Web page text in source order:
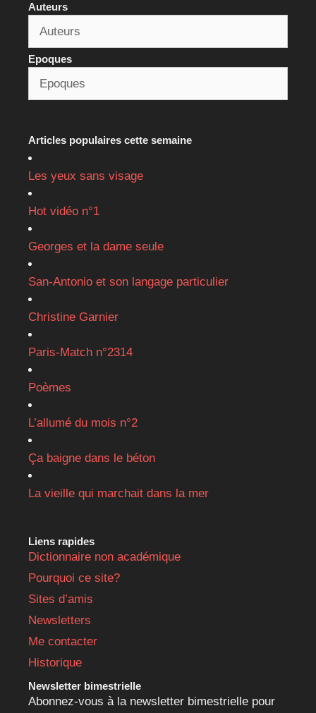
Auteurs
Epoques
Articles populaires cette semaine
Les yeux sans visage
Hot vidéo n°1
Georges et la dame seule
San-Antonio et son langage particulier
Christine Garnier
Paris-Match n°2314
Poèmes
L’allumé du mois n°2
Ça baigne dans le béton
La vieille qui marchait dans la mer
Liens rapides
Dictionnaire non académique
Pourquoi ce site?
Sites d’amis
Newsletters
Me contacter
Historique
Newsletter bimestrielle
Abonnez-vous à la newsletter bimestrielle pour